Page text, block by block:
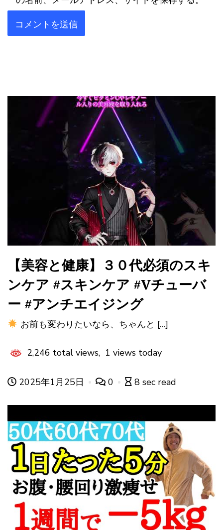
【美容と健康】３０代必須のスキ
ンケア #スキンケア #Vチューバ
ー #アンチエイジング
お前も変わりたいなら、ちゃんと […]
2,246 total views, 1 views today
2025年1月25日 0 8 sec read